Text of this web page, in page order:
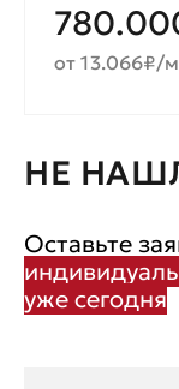
от 13.066₽/
НЕ
Оставьте
уже сегодня